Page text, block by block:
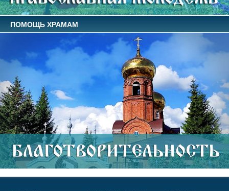
ПОМОЩЬ ХРАМАМ